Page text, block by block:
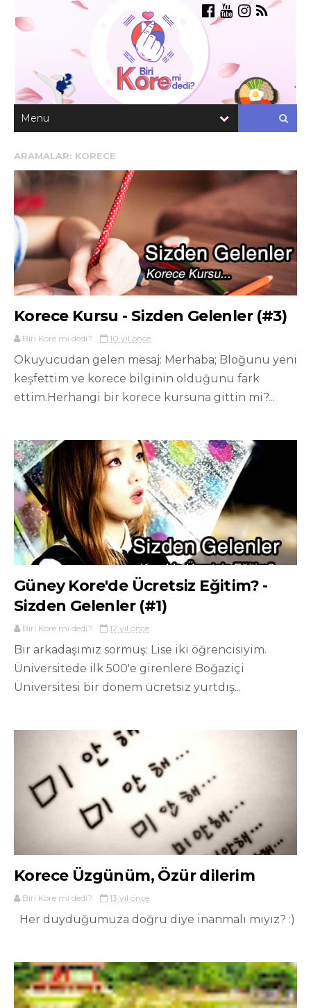
ARAMALAR: KORECE
Korece Kursu - Sizden Gelenler (#3)
Biri Kore mi dedi? 10 yıl önce
Okuyucudan gelen mesaj: Merhaba; Bloğunu yeni
keşfettim ve korece bilginin olduğunu fark
ettim.Herhangi bir korece kursuna gittin mi?...
Güney Kore'de Ücretsiz Eğitim? -
Sizden Gelenler (#1)
Biri Kore mi dedi? 12 yıl önce
Bir arkadaşımız sormuş: Lise iki öğrencisiyim.
Üniversitede ilk 500'e girenlere Boğaziçi
Üniversitesi bir dönem ücretsiz yurtdış...
Korece Üzgünüm, Özür dilerim
Biri Kore mi dedi? 13 yıl önce
Her duyduğumuza doğru diye inanmalı mıyız? :)